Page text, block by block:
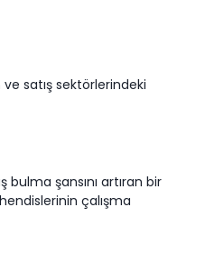
satış sektörlerindeki
şansını artıran bir
çalışma